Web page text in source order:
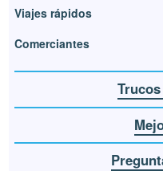
Viajes rápidos
Comerciantes